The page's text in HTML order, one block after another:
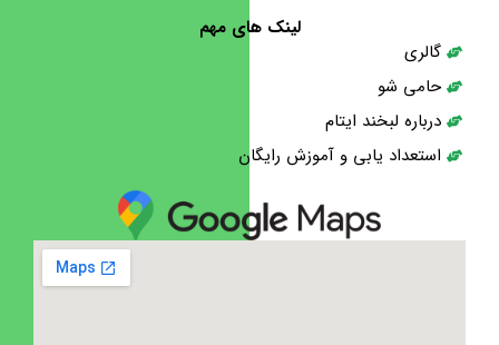
لینک های مهم
گالری
حامی شو
درباره لبخند ایتام
استعداد یابی و آموزش رایگان